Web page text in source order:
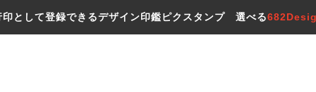
印として登録できるデザイン印鑑ピクスタンプ 選べる